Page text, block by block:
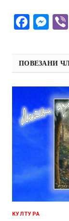
ПОВЕЗАНИ
КУЛТУРА